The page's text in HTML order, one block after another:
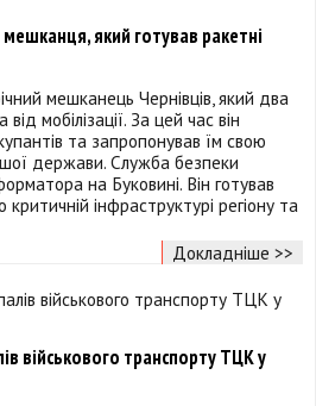
який готував ракетні
мешканець Чернівців, який два
мобілізації. За цей час він
та запропонував їм свою
держави. Служба безпеки
на Буковині. Він готував
інфраструктурі регіону та
Докладніше >>
військового транспорту ТЦК у